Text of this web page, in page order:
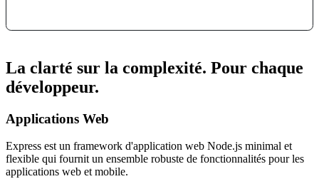
La clarté sur la complexité. Pour chaque
développeur.
Applications Web
Express est un framework d'application web Node.js minimal et
flexible qui fournit un ensemble robuste de fonctionnalités pour les
applications web et mobile.